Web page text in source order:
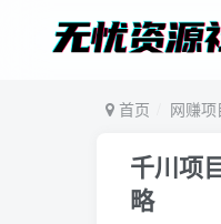
首页 网赚项
千川项
略